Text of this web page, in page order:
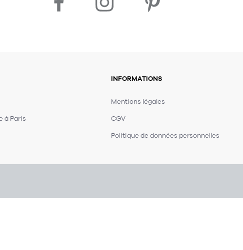
à Paris
INFORMATIONS
Mentions légales
CGV
Politique de données personnelles